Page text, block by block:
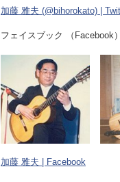
加藤 雅夫 (@bihorokato) |
フェイスブック （Facebook）
加藤 雅夫 | Facebook